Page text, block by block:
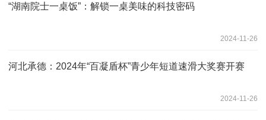
“湖南院士一桌饭”：解锁一桌美味的科技密码
2024-11-26
河北承德：2024年“百凝盾杯”青少年短道速滑大奖赛开赛
2024-11-26